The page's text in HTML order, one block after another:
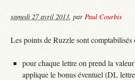
samedi 27 avril 2013,parPaul Courbis
Les points de Ruzzle sont
pour chaque lettre on prend la
applique le bonus éventuel (DL